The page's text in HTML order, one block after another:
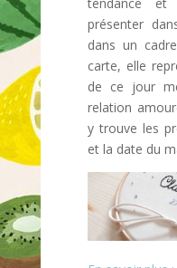
présenter
dans un
carte, elle
de ce jour
relation
y trouve les
et la date du